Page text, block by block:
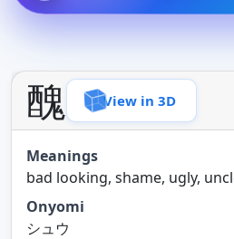
醜 View in 3D
Meanings
bad looking, shame, ugly,
Onyomi
シュウ